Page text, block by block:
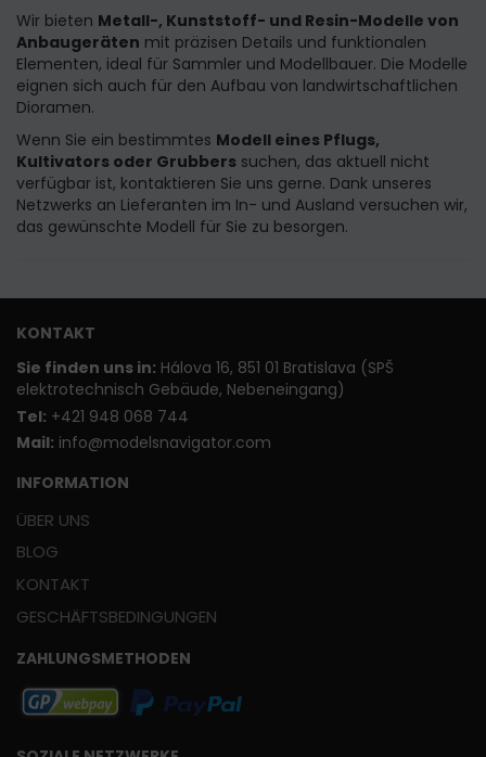
Wir bieten Metall-, Kunststoff- und Resin-Modelle von
Anbaugeräten mit präzisen Details und funktionalen
Elementen, ideal für Sammler und Modellbauer. Die Modelle
eignen sich auch für den Aufbau von landwirtschaftlichen
Dioramen.
Wenn Sie ein bestimmtes Modell eines Pflugs,
Kultivators oder Grubbers suchen, das aktuell nicht
verfügbar ist, kontaktieren Sie uns gerne. Dank unseres
Netzwerks an Lieferanten im In- und Ausland versuchen wir,
das gewünschte Modell für Sie zu besorgen.
KONTAKT
Sie finden uns in: Hálova 16, 851 01 Bratislava (SPŠ
elektrotechnisch Gebäude, Nebeneingang)
Tel: +421 948 068 744
Mail: info@modelsnavigator.com
INFORMATION
ÜBER UNS
BLOG
KONTAKT
GESCHÄFTSBEDINGUNGEN
ZAHLUNGSMETHODEN